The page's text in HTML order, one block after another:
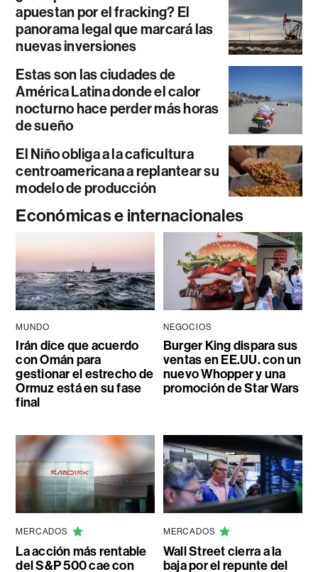
apuestan por el fracking? El
panorama legal que marcará las
nuevas inversiones
Estas son las ciudades de
América Latina donde el calor
nocturno hace perder más horas
de sueño
El Niño obliga a la caficultura
centroamericana a replantear su
modelo de producción
Económicas e internacionales
MUNDO
Irán dice que acuerdo
con Omán para
gestionar el estrecho de
Ormuz está en su fase
final
NEGOCIOS
Burger King dispara sus
ventas en EE.UU. con un
nuevo Whopper y una
promoción de Star Wars
MERCADOS
La acción más rentable
del S&P 500 cae con
MERCADOS
Wall Street cierra a la
baja por el repunte del